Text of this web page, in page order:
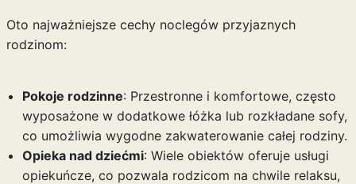
Oto najważniejsze cechy noclegów przyjaznych
rodzinom:
Pokoje rodzinne: Przestronne i komfortowe, często
wyposażone w dodatkowe łóżka lub rozkładane sofy,
co umożliwia wygodne zakwaterowanie całej rodziny.
Opieka nad dziećmi: Wiele obiektów oferuje usługi
opiekuńcze, co pozwala rodzicom na chwile relaksu,